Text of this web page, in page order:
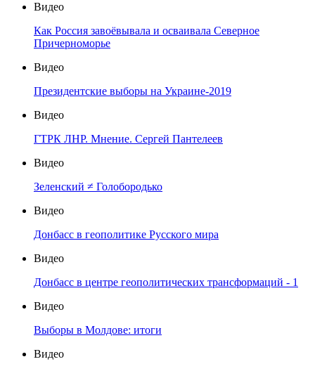
Видео
Как Россия завоёвывала и осваивала Северное
Причерноморье
Видео
Президентские выборы на Украине-2019
Видео
ГТРК ЛНР. Мнение. Сергей Пантелеев
Видео
Зеленский ≠ Голобородько
Видео
Донбасс в геополитике Русского мира
Видео
Донбасс в центре геополитических трансформаций - 1
Видео
Выборы в Молдове: итоги
Видео